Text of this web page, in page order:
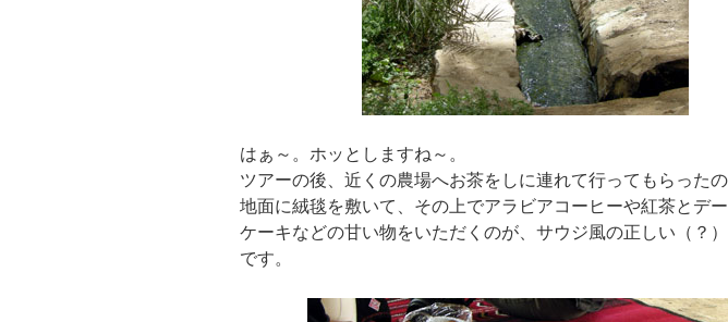
はぁ～。ホッとしますね～。
ツアーの後、近くの農場へお茶をしに連れて行ってもらったの
地面に絨毯を敷いて、その上でアラビアコーヒーや紅茶とデ
ケーキなどの甘い物をいただくのが、サウジ風の正しい（？
です。